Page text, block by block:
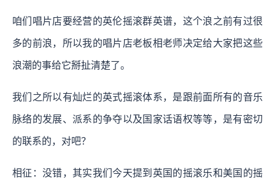
咱们唱片店要经营的英伦摇滚群英谱，这个浪之前有过很
多的前浪，所以我的唱片店老板相老师决定给大家把这些
浪潮的事给它掰扯清楚了。
我们之所以有灿烂的英式摇滚体系，是跟前面所有的音乐
脉络的发展、派系的争夺以及国家话语权等等，是有密切
的联系的，对吧？
相征：没错，其实我们今天提到英国的摇滚乐和美国的摇